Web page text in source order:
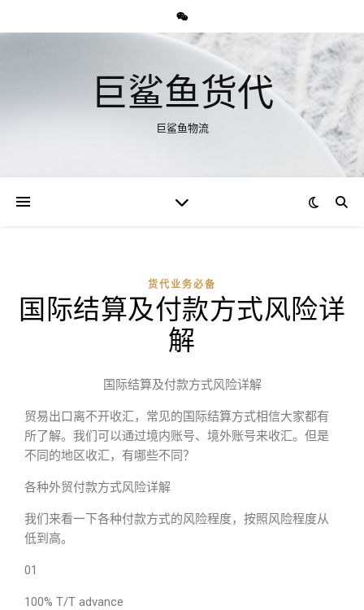
巨鲨鱼货代
巨鲨鱼物流
货代业务必备
国际结算及付款方式风险详
解
国际结算及付款方式风险详解
贸易出口离不开收汇，常见的国际结算方式相信大家都有
所了解。我们可以通过境内账号、境外账号来收汇。但是
不同的地区收汇，有哪些不同？
各种外贸付款方式风险详解
我们来看一下各种付款方式的风险程度，按照风险程度从
低到高。
01
100% T/T advance